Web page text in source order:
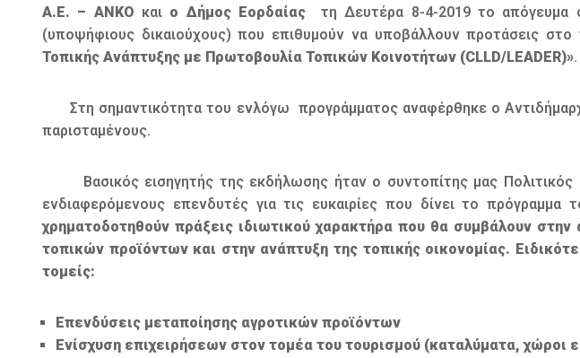
Α.Ε. – ΑΝΚΟ και ο Δήμος Εορδαίας τη Δευτέρα 8-4-2019 το απόγευμα
(υποψήφιους δικαιούχους) που επιθυμούν να υποβάλλουν προτάσεις στο
Τοπικής Ανάπτυξης με Πρωτοβουλία Τοπικών Κοινοτήτων (CLLD/LEADER)».
Στη σημαντικότητα του ενλόγω προγράμματος αναφέρθηκε ο
παρισταμένους.
Βασικός εισηγητής της εκδήλωσης ήταν ο συντοπίτης μας Πολιτικός
ενδιαφερόμενους επενδυτές για τις ευκαιρίες που δίνει το πρόγραμμα
χρηματοδοτηθούν πράξεις ιδιωτικού χαρακτήρα που θα συμβάλουν
τοπικών προϊόντων και στην ανάπτυξη της τοπικής οικονομίας.
τομείς:
Επενδύσεις μεταποίησης αγροτικών προϊόντων
Ενίσχυση επιχειρήσεων στον τομέα του τουρισμού (καταλύματα,